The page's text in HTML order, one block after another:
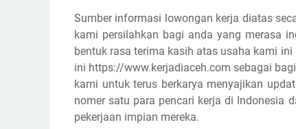
Sumber informasi lowongan kerja diatas
kami persilahkan bagi anda yang merasa
bentuk rasa terima kasih atas usaha kami
ini https://www.kerjadiaceh.com sebagai
kami untuk terus berkarya menyajikan
nomer satu para pencari kerja di Indonesia
pekerjaan impian mereka.